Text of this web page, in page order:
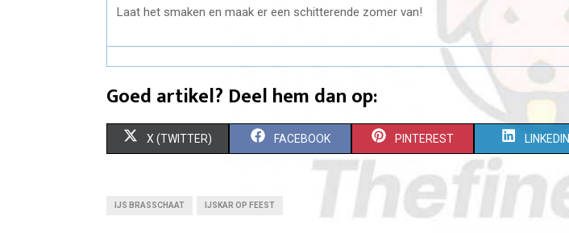
Laat het smaken en maak er een schitterende zomer van!
Goed artikel? Deel hem dan op:
S
X (TWITTER) S
FACEBOOK S
PINTEREST S
LINKEDIN
IJS BRASSCHAAT IJSKAR OP FEEST